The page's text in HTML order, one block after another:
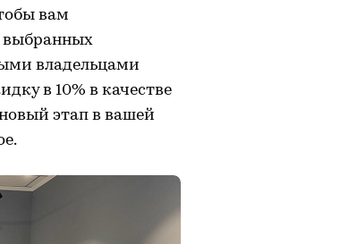
вам
выбранных
владельцами
в 10% в качестве
этап в вашей